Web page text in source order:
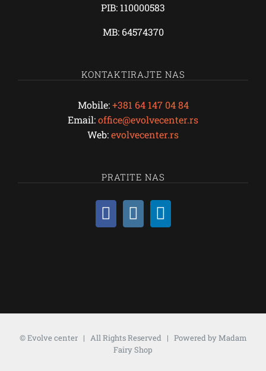
PIB: 110000583
MB: 64574370
KONTAKTIRAJTE NAS
Mobile:+381 64 147 04 84
Email:office@evolvecenter.rs
Web:evolvecenter.rs
PRATITE NAS
©Evolve center| All Rights Reserved | Powered byMadam
Fairy Shop